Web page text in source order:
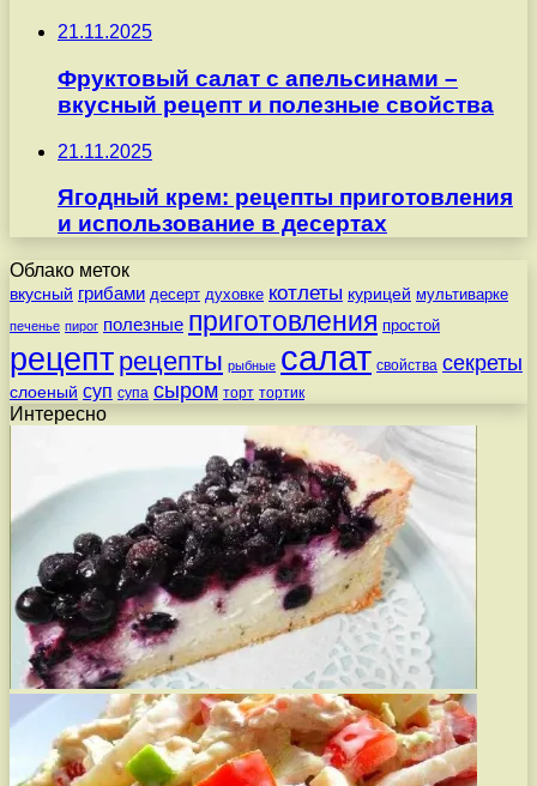
21.11.2025
Фруктовый салат с апельсинами –
вкусный рецепт и полезные свойства
21.11.2025
Ягодный крем: рецепты приготовления
и использование в десертах
Облако меток
вкусный грибами десерт духовке котлеты курицей мультиварке
печенье пирог полезные приготовления простой
рецепт рецепты рыбные салат свойства секреты
слоеный суп супа сыром торт тортик
Интересно